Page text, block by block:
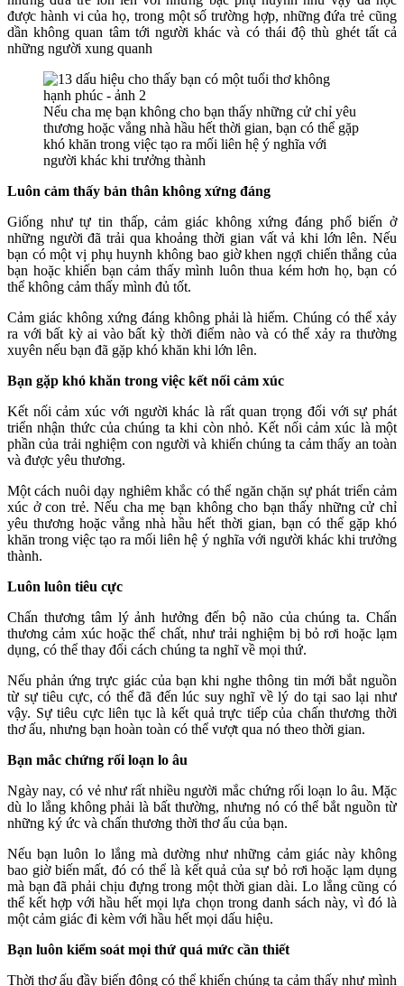
được hành vi của họ, trong một số trường hợp, những đứa trẻ cũng
dần không quan tâm tới người khác và có thái độ thù ghét tất cả
những người xung quanh
Nếu cha mẹ bạn không cho bạn thấy những cử chỉ yêu
thương hoặc vắng nhà hầu hết thời gian, bạn có thể gặp
khó khăn trong việc tạo ra mối liên hệ ý nghĩa với
người khác khi trưởng thành
Luôn cảm thấy bản thân không xứng đáng
Giống như tự tin thấp, cảm giác không xứng đáng phổ biến ở
những người đã trải qua khoảng thời gian vất vả khi lớn lên. Nếu
bạn có một vị phụ huynh không bao giờ khen ngợi chiến thắng của
bạn hoặc khiến bạn cảm thấy mình luôn thua kém hơn họ, bạn có
thể không cảm thấy mình đủ tốt.
Cảm giác không xứng đáng không phải là hiếm. Chúng có thể xảy
ra với bất kỳ ai vào bất kỳ thời điểm nào và có thể xảy ra thường
xuyên nếu bạn đã gặp khó khăn khi lớn lên.
Bạn gặp khó khăn trong việc kết nối cảm xúc
Kết nối cảm xúc với người khác là rất quan trọng đối với sự phát
triển nhận thức của chúng ta khi còn nhỏ. Kết nối cảm xúc là một
phần của trải nghiệm con người và khiến chúng ta cảm thấy an toàn
và được yêu thương.
Một cách nuôi dạy nghiêm khắc có thể ngăn chặn sự phát triển cảm
xúc ở con trẻ. Nếu cha mẹ bạn không cho bạn thấy những cử chỉ
yêu thương hoặc vắng nhà hầu hết thời gian, bạn có thể gặp khó
khăn trong việc tạo ra mối liên hệ ý nghĩa với người khác khi trưởng
thành.
Luôn luôn tiêu cực
Chấn thương tâm lý ảnh hưởng đến bộ não của chúng ta. Chấn
thương cảm xúc hoặc thể chất, như trải nghiệm bị bỏ rơi hoặc lạm
dụng, có thể thay đổi cách chúng ta nghĩ về mọi thứ.
Nếu phản ứng trực giác của bạn khi nghe thông tin mới bắt nguồn
từ sự tiêu cực, có thể đã đến lúc suy nghĩ về lý do tại sao lại như
vậy. Sự tiêu cực liên tục là kết quả trực tiếp của chấn thương thời
thơ ấu, nhưng bạn hoàn toàn có thể vượt qua nó theo thời gian.
Bạn mắc chứng rối loạn lo âu
Ngày nay, có vẻ như rất nhiều người mắc chứng rối loạn lo âu. Mặc
dù lo lắng không phải là bất thường, nhưng nó có thể bắt nguồn từ
những ký ức và chấn thương thời thơ ấu của bạn.
Nếu bạn luôn lo lắng mà dường như những cảm giác này không
bao giờ biến mất, đó có thể là kết quả của sự bỏ rơi hoặc lạm dụng
mà bạn đã phải chịu đựng trong một thời gian dài. Lo lắng cũng có
thể kết hợp với hầu hết mọi lựa chọn trong danh sách này, vì đó là
một cảm giác đi kèm với hầu hết mọi dấu hiệu.
Bạn luôn kiểm soát mọi thứ quá mức cần thiết
Thời thơ ấu đầy biến động có thể khiến chúng ta cảm thấy như mình